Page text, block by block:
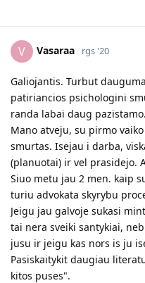
V Vasaraa rgs '20
Galiojantis. Turbut
patiriancios psichologini
randa labai daug pazistamo.
Mano atveju, su pirmo
smurtas. Isejau i darba,
(planuotai) ir vel prasidejo.
Siuo metu jau 2 men. kaip
turiu advokata skyrybu
Jeigu jau galvoje sukasi
tai nera sveiki santykiai,
jusu ir jeigu kas nors is ju
Pasiskaitykit daugiau
kitos puses".